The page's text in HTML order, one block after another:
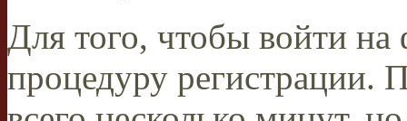
Для того, чтобы войти
процедуру регистрации.